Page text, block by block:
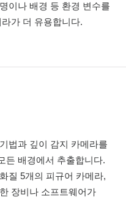
이나 배경 등 환경 변수를
가 더 유용합니다.
법과 깊이 감지 카메라를
든 배경에서 추출합니다.
질 5개의 피규어 카메라,
장비나 소프트웨어가